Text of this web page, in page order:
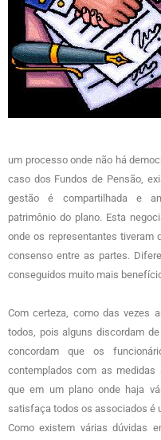
um processo onde não há
caso dos Fundos de Pensão,
gestão é compartilhada e
patrimônio do plano. Esta
onde os representantes tiveram
consenso entre as partes.
conseguidos muito mais
Com certeza, como das vezes
todos, pois alguns discordam
concordam que os
contemplados com as medidas
que em um plano onde haja
satisfaça todos os associados é
Como existem várias dúvidas